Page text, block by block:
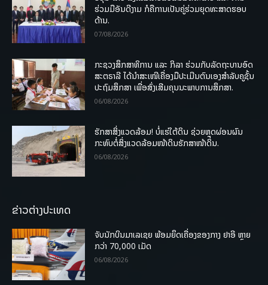
ຮ່ວມມືອັນດີງາມ ກໍຄືການເປັນຄູ່ຮ່ວມຍຸດທະສາດຮອບ
ດ້ານ.
07/08/2026
ກະຊວງສຶກສາທິການ ແລະ ກິລາ ຮ່ວມກັບລັດຖະບານອົດ
ສະຕຣາລີ ໄດ້ນຳສະເໜີເຄື່ອງມືປະເມີນຕົນເອງສຳລັບຄູຊັ້ນ
ປະຖົມສຶກສາ ເພື່ອສົ່ງເສີມຄຸນນະພາບການສຶກສາ.
06/08/2026
ຮັກສາສິ່ງແວດລ້ອມ! ບໍ່ແຮ່ໃຕ້ດິນ ຊ່ວຍຫຼຸດຜ່ອນຜົນ
ກະທົບຕໍ່ສິ່ງແວດລ້ອມໜ້າດິນຮັກສາໜ້າດິນ.
06/08/2026
ຂ່າວຕ່າງປະເທດ
ຈັບນັກບິນມາເລເຊຍ ພ້ອມຍຶດເຄື່ອງຂອງກາງ ຢາອີ ຫຼາຍ
ກວ່າ 70,000 ເມັດ
06/08/2026